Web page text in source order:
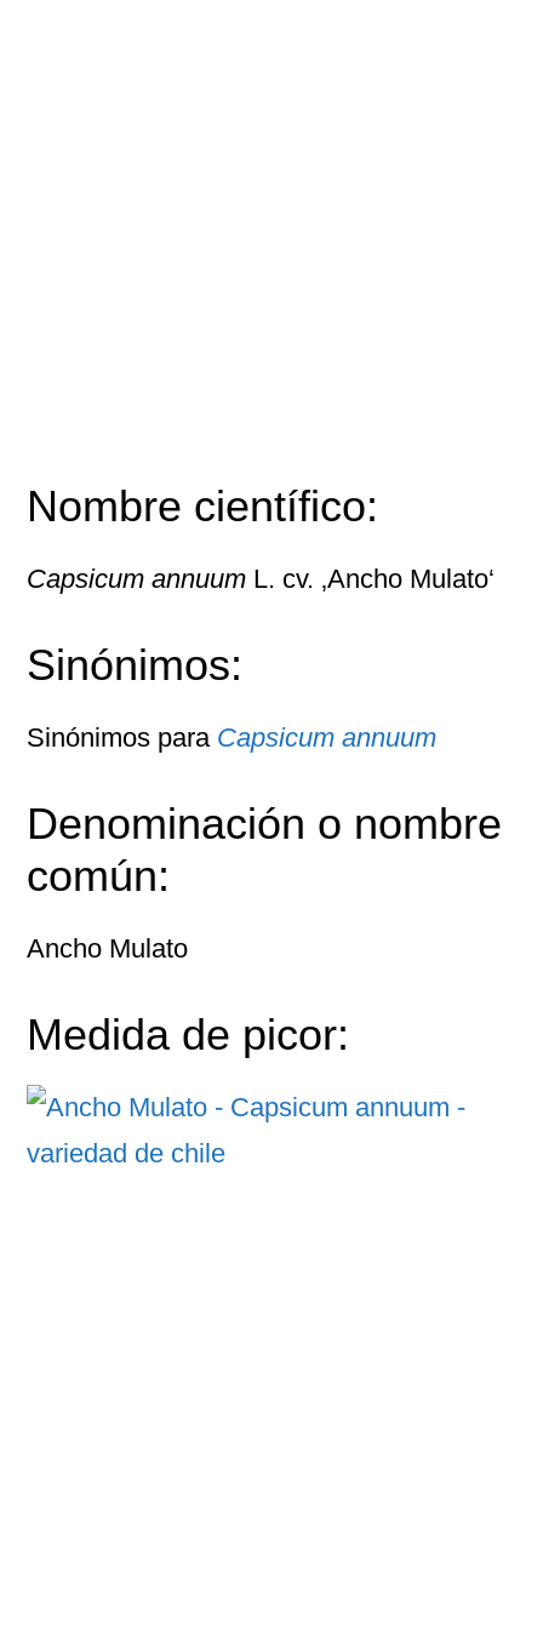
Nombre científico:
Capsicum annuum L. cv. ‚Ancho Mulato‘
Sinónimos:
Sinónimos para Capsicum annuum
Denominación o nombre
común:
Ancho Mulato
Medida de picor: